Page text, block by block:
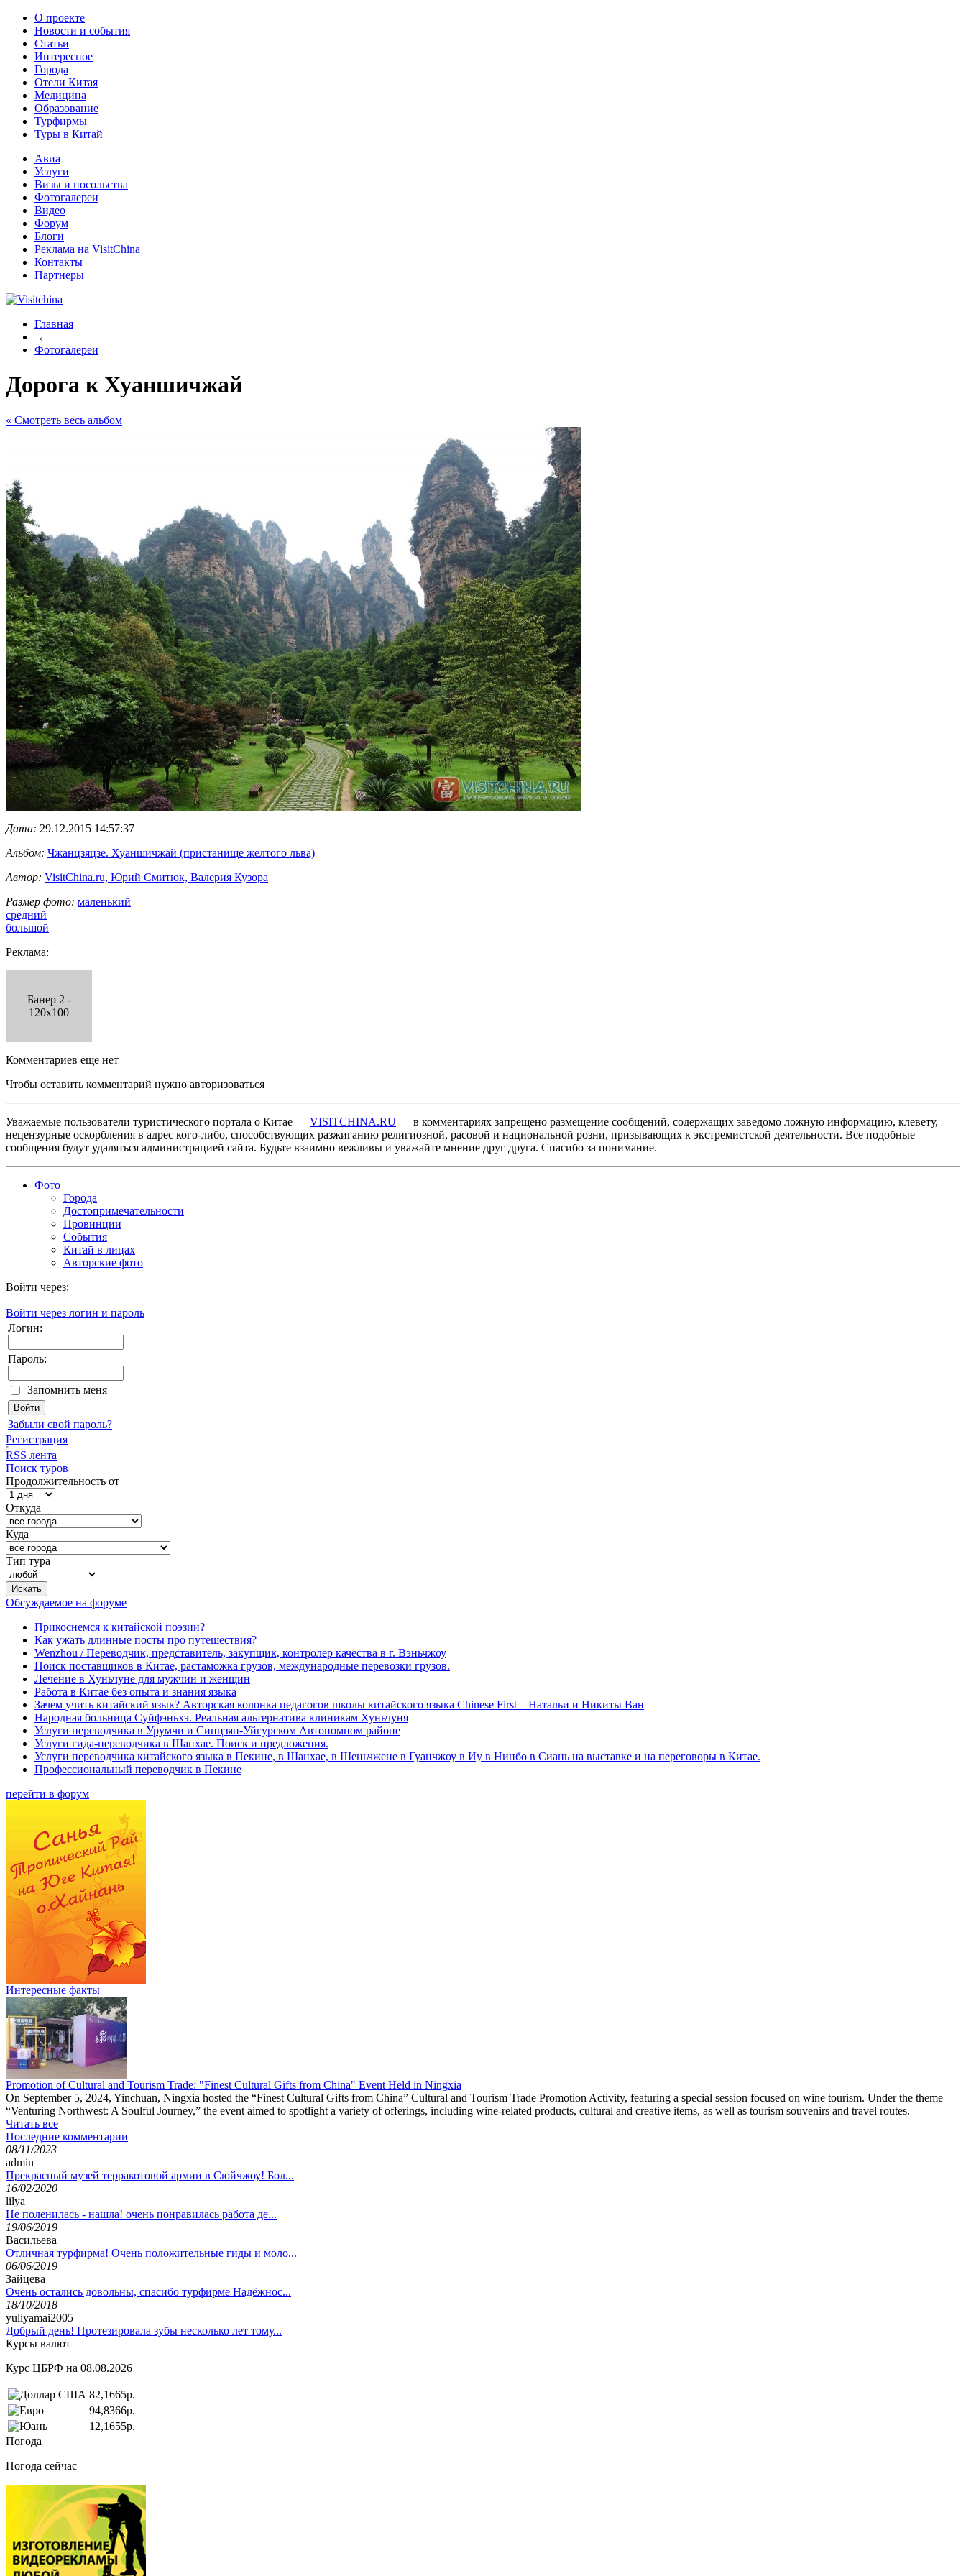
О проекте
Новости и события
Статьи
Интересное
Города
Отели Китая
Медицина
Образование
Турфирмы
Туры в Китай
Авиа
Услуги
Визы и посольства
Фотогалереи
Видео
Форум
Блоги
Реклама на VisitChina
Контакты
Партнеры
Главная
←
Фотогалереи
Дорога к Хуаншичжай
« Cмотреть весь альбом
Дата: 29.12.2015 14:57:37
Альбом: Чжанцзяцзе. Хуаншичжай (пристанище желтого льва)
Автор: VisitChina.ru, Юрий Смитюк, Валерия Кузора
Размер фото: маленький
средний
большой
Реклама:
Банер 2 -
120x100
Комментариев еще нет
Чтобы оставить комментарий нужно авторизоваться
Уважаемые пользователи туристического портала о Китае — VISITCHINA.RU — в комментариях запрещено размещение сообщений, содержащих заведомо ложную информацию, клевету,
нецензурные оскорбления в адрес кого-либо, способствующих разжиганию религиозной, расовой и национальной розни, призывающих к экстремистской деятельности. Все подобные
сообщения будут удаляться администрацией сайта. Будьте взаимно вежливы и уважайте мнение друг друга. Спасибо за понимание.
Фото
Города
Достопримечательности
Провинции
События
Китай в лицах
Авторские фото
Войти через:
Войти через логин и пароль
Логин:
Пароль:
Запомнить меня
Забыли свой пароль?
Регистрация
RSS лента
Поиск туров
Продолжительность от
Откуда
Куда
Тип тура
Обсуждаемое на форуме
Прикоснемся к китайской поэзии?
Как ужать длинные посты про путешествия?
Wenzhou / Переводчик, представитель, закупщик, контролер качества в г. Вэньчжоу
Поиск поставщиков в Китае, растаможка грузов, международные перевозки грузов.
Лечение в Хуньчуне для мужчин и женщин
Работа в Китае без опыта и знания языка
Зачем учить китайский язык? Авторская колонка педагогов школы китайского языка Chinese First – Натальи и Никиты Ван
Народная больница Суйфэньхэ. Реальная альтернатива клиникам Хуньчуня
Услуги переводчика в Урумчи и Синцзян-Уйгурском Автономном районе
Услуги гида-переводчика в Шанхае. Поиск и предложения.
Услуги переводчика китайского языка в Пекине, в Шанхае, в Шеньчжене в Гуанчжоу в Иу в Нинбо в Сиань на выставке и на переговоры в Китае.
Профессиональный переводчик в Пекине
перейти в форум
Интересные факты
Promotion of Cultural and Tourism Trade: "Finest Cultural Gifts from China" Event Held in Ningxia
On September 5, 2024, Yinchuan, Ningxia hosted the “Finest Cultural Gifts from China” Cultural and Tourism Trade Promotion Activity, featuring a special session focused on wine tourism. Under the theme
“Venturing Northwest: A Soulful Journey,” the event aimed to spotlight a variety of offerings, including wine-related products, cultural and creative items, as well as tourism souvenirs and travel routes.
Читать все
Последние комментарии
08/11/2023
admin
Прекрасный музей терракотовой армии в Сюйчжоу! Бол...
16/02/2020
lilya
Не поленилась - нашла! очень понравилась работа де...
19/06/2019
Васильева
Отличная турфирма! Очень положительные гиды и моло...
06/06/2019
Зайцева
Очень остались довольны, спасибо турфирме Надёжнос...
18/10/2018
yuliyamai2005
Добрый день! Протезировала зубы несколько лет тому...
Курсы валют
Курс ЦБРФ на 08.08.2026
82,1665р.
94,8366р.
12,1655р.
Погода
Погода сейчас